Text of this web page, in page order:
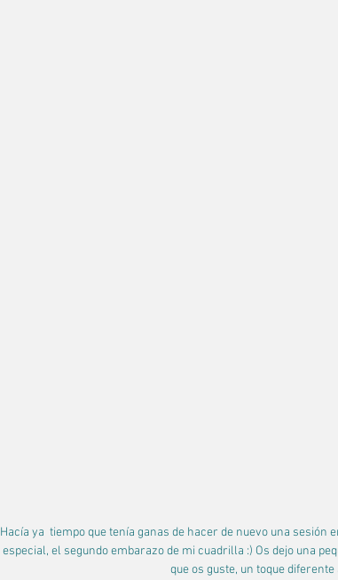
Hacía ya  tiempo que tenía ganas de hacer de nuevo una sesión
especial, el segundo embarazo de mi cuadrilla :) Os dejo una
que os guste, un toque